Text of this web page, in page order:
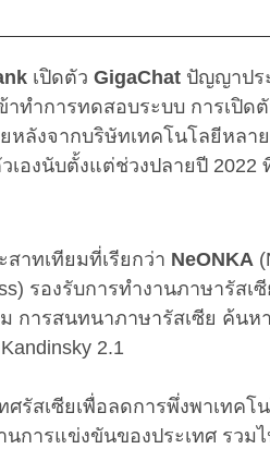
เปิดตัว GigaChat ปัญญาปร
าทำการทดสอบระบบ การเปิด
หลังจากบริษัทเทคโนโลยีหลา
องนับตั้งแต่ช่วงปลายปี 2022
สาทเทียมที่เรียกว่า NeONKA
รองรับการทำงานภาษารัสเ
การสนทนาภาษารัสเซีย ค้นห
2.1
รัสเซียเพื่อลดการพึ่งพาเทคโ
การแข่งขันของประเทศ รวม